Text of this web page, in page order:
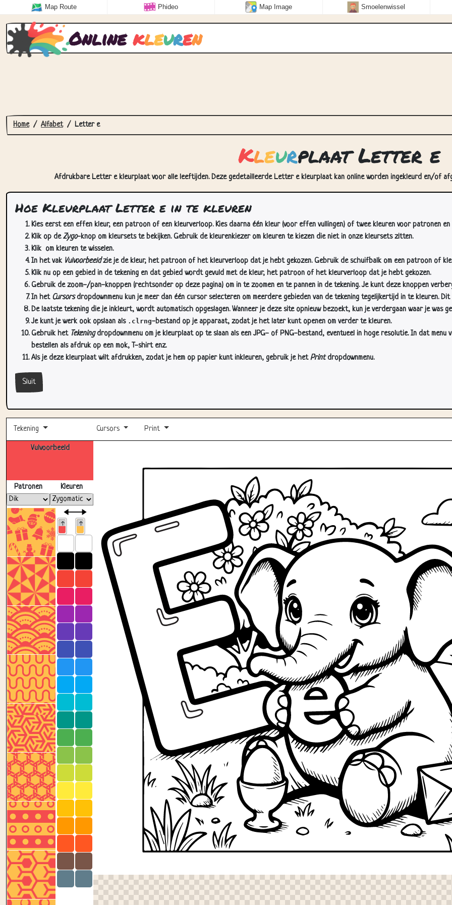
Map Route Phideo Map Image Smoelenwissel
Online kleuren
Home Alfabet Letter e
Kleurplaat Letter e
Afdrukbare Letter e kleurplaat voor alle leeftijden. Deze gedetailleerde Letter e kleurplaat kan online worden ingekleurd en/of
Hoe Kleurplaat Letter e in te kleuren
Kies eerst een effen kleur, een patroon of een kleurverloop. Kies daarna één kleur (voor effen vullingen) of twee kleuren voor patronen en
Klik op deZygo-knop om kleursets te bekijken. Gebruik de kleurenkiezer om kleuren te kiezen die niet in onze kleursets zitten.
Klik om kleuren te wisselen.
In het vak Vulvoorbeeldzie je de kleur, het patroon of het kleurverloop dat je hebt gekozen. Gebruik de schuifbalk om een patroon of
Klik nu op een gebied in de tekening en dat gebied wordt gevuld met de kleur, het patroon of het kleurverloop dat je hebt gekozen.
Gebruik de zoom-/pan-knoppen (rechtsonder op deze pagina) om in te zoomen en te pannen in de tekening. Je kunt deze knoppen
In het Cursorsdropdownmenu kun je meer dan één cursor selecteren om meerdere gebieden van de tekening tegelijkertijd in te kleuren. Dit
De laatste tekening die je inkleurt, wordt automatisch opgeslagen. Wanneer je deze site opnieuw bezoekt, kun je verdergaan waar je was
Je kunt je werk ook opslaan als .clrng-bestand op je apparaat, zodat je het later kunt openen om verder te kleuren.
Gebruik het Tekeningdropdownmenu om je kleurplaat op te slaan als een JPG- of PNG-bestand, eventueel in hoge resolutie. In dat
bestellen als afdruk op een mok, T-shirt enz.
Als je deze kleurplaat wilt afdrukken, zodat je hem op papier kunt inkleuren, gebruik je hetPrintdropdownmenu.
Sluit
Tekening Cursors Print
Vulvoorbeeld
Patronen Kleuren